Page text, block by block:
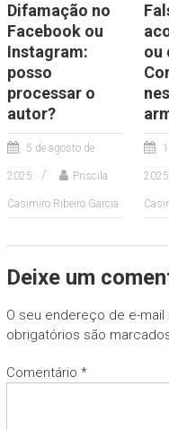
Difamação no
Facebook ou
Instagram:
posso
processar o
autor?
5 de agosto de
2025 Priscila
Casimiro Ribeiro Garcia
ou
2025
Deixe um
O seu endereço de e-
obrigatórios são
Comentário *